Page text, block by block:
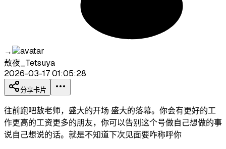
→
敖夜_Tetsuya
2026-03-17 01:05:28
分享卡片
往前跑吧敖老师，盛大的开场 盛大的落幕。你会有更好的工
作更高的工资更多的朋友，你可以告别这个号做自己想做的事
说自己想说的话。就是不知道下次见面要咋称呼你